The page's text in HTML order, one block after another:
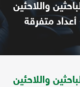
واللاحئين
متفرقة
واللاحئين